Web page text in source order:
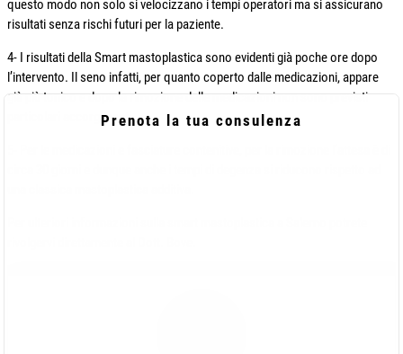
questo modo non solo si velocizzano i tempi operatori ma si assicurano
risultati senza rischi futuri per la paziente.
4- I risultati della Smart mastoplastica sono evidenti già poche ore dopo
l’intervento. Il seno infatti, per quanto coperto dalle medicazioni, appare
già più tonico e dopo la rimozione delle medicazioni non sono previsti
particolari accorgimenti.Prenota la tua consulenza